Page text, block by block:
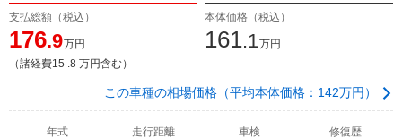
支払総額（税込）
176.9万円
（諸経費15 .8 万円含む）
本体価格（税込）
161.1万円
この車種の相場価格（平均本体価格：142万円）
年式 走行距離
車検
修復歴